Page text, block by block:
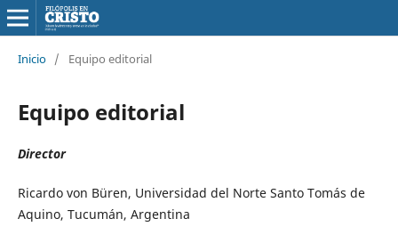
Inicio / Equipo editorial
Equipo editorial
Director
Ricardo von Büren, Universidad del Norte Santo Tomás de
Aquino, Tucumán, Argentina